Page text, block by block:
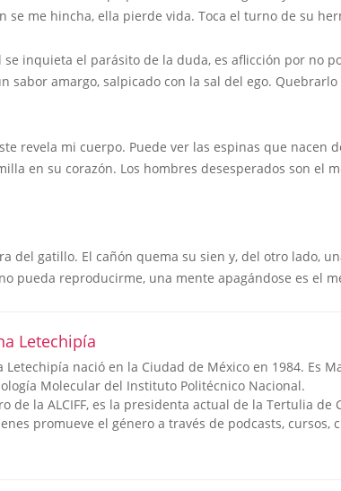
se me hincha, ella pierde vida. Toca el turno de su
inquieta el parásito de la duda, es aflicción por no
sabor amargo, salpicado con la sal del ego.
revela mi cuerpo. Puede ver las espinas que
en su corazón. Los hombres desesperados son el
del gatillo. El cañón quema su sien y, del otro lado,
pueda reproducirme, una mente apagándose es el
Letechipía
Letechipía nació en la Ciudad de México en 1984. Es
Molecular del Instituto Politécnico Nacional.
de la ALCIFF, es la presidenta actual de la Tertulia de
promueve el género a través de podcasts, cursos,